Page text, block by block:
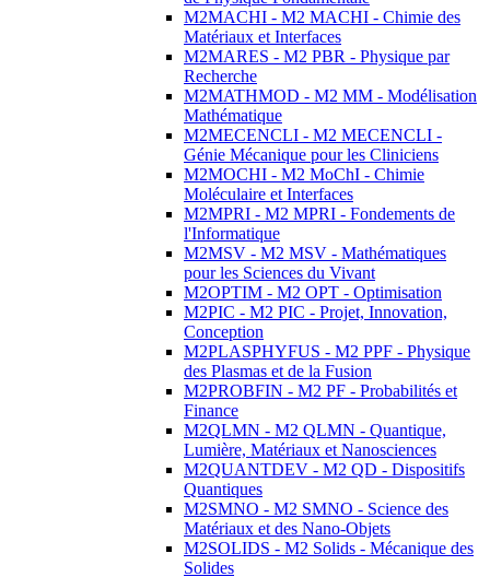
M2MACHI - M2 MACHI - Chimie des
Matériaux et Interfaces
M2MARES - M2 PBR - Physique par
Recherche
M2MATHMOD - M2 MM - Modélisation
Mathématique
M2MECENCLI - M2 MECENCLI -
Génie Mécanique pour les Cliniciens
M2MOCHI - M2 MoChI - Chimie
Moléculaire et Interfaces
M2MPRI - M2 MPRI - Fondements de
l'Informatique
M2MSV - M2 MSV - Mathématiques
pour les Sciences du Vivant
M2OPTIM - M2 OPT - Optimisation
M2PIC - M2 PIC - Projet, Innovation,
Conception
M2PLASPHYFUS - M2 PPF - Physique
des Plasmas et de la Fusion
M2PROBFIN - M2 PF - Probabilités et
Finance
M2QLMN - M2 QLMN - Quantique,
Lumière, Matériaux et Nanosciences
M2QUANTDEV - M2 QD - Dispositifs
Quantiques
M2SMNO - M2 SMNO - Science des
Matériaux et des Nano-Objets
M2SOLIDS - M2 Solids - Mécanique des
Solides